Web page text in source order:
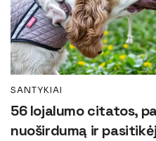
SANTYKIAI
56 lojalumo citatos,
nuoširdumą ir